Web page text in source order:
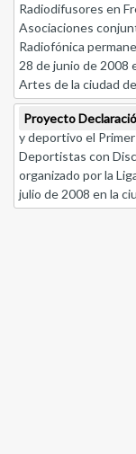
Radiodifusores en
Asociaciones
Radiofónica
28 de junio de 2008
Artes de la ciudad
Proyecto
y deportivo el
Deportistas con
organizado por la
julio de 2008 en la